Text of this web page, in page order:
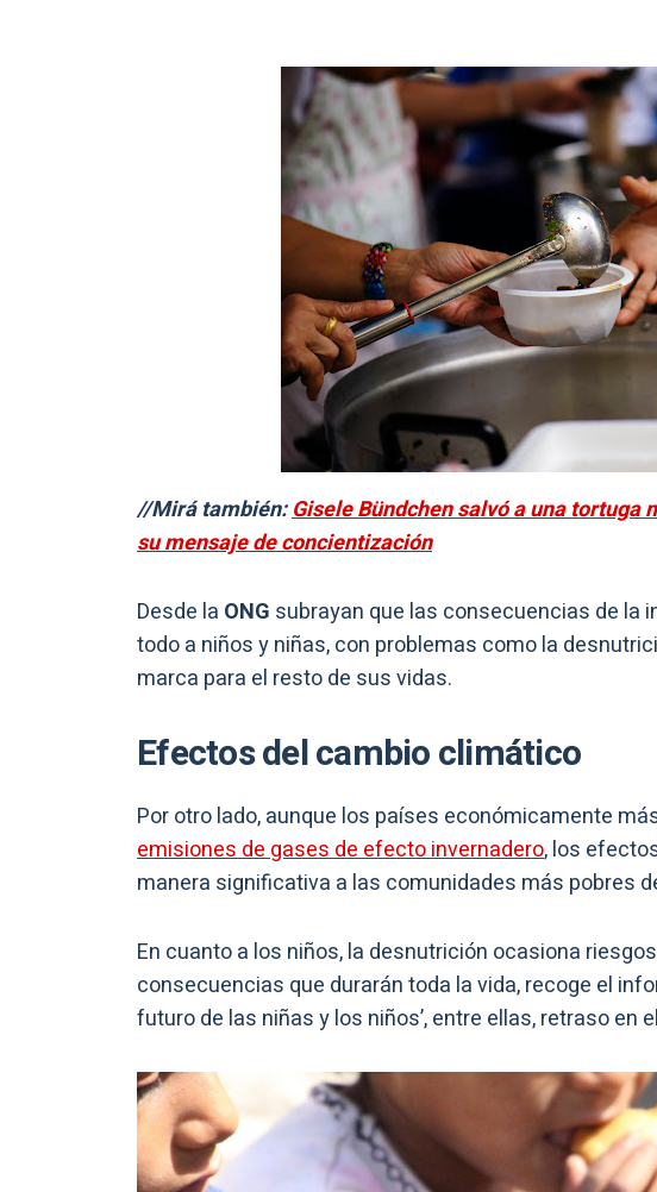
//Mirá también:Gisele Bündchen salvó a una tortuga
su mensaje de concientización
Desde la ONG subrayan que las consecuencias de la
todo a niños y niñas, con problemas como la
marca para el resto de sus vidas.
Efectos del cambio climático
Por otro lado, aunque los países económicamente
emisiones de gases de efecto invernadero, los
manera significativa a las comunidades más pobres
En cuanto a los niños, la desnutrición ocasiona
consecuencias que durarán toda la vida, recoge el
futuro de las niñas y los niños’, entre ellas, retraso en